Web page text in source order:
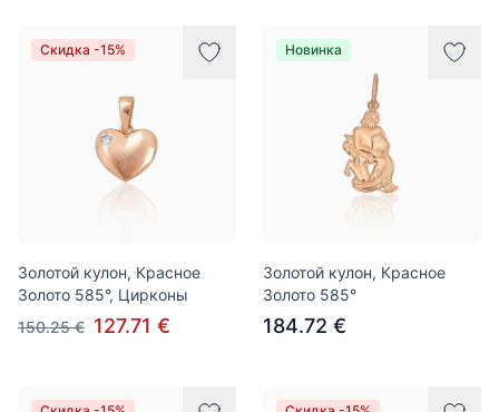
Скидка -15%
Золотой кулон, Красное
Золото 585°, Цирконы
150.25 € 127.71 €
Новинка
Золотой кулон, Красное
Золото 585°
184.72 €